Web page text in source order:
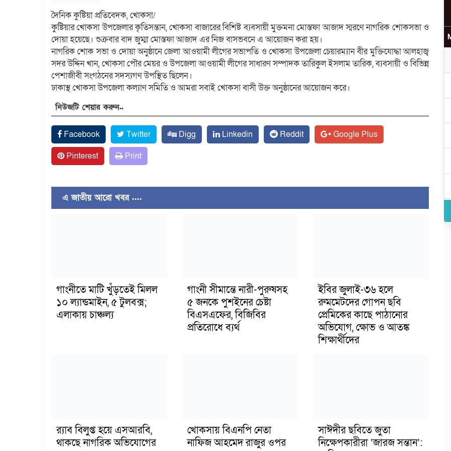
দৈনিক কুষ্টিয়া প্রতিবেদক, খোকসা/
কুষ্টিয়ার খোকসা উপজেলার কৃতিসন্তান, খোকসা বাজারের বিশিষ্ট ব্যবসায়ী মুক্তমনা মোস্তফা আজাদ স্মরণে নাগরিক শোকসভা ও
দোয়া হয়েছে। শুক্রবার বাদ জুম্মা মোস্তফা আজাদ এর নিজ বাসভবনে এ আয়োজন করা হয়।
নাগরিক শোক সভা ও দোয়া অনুষ্ঠানে জেলা আওয়ামী লীগের সভাপতি ও খোকসা উপজেলা চেয়ারম্যান বীর মুক্তিযোদ্ধা আলহাজ্ব
সদর উদ্দিন খান, খোকসা পৌর মেয়র ও উপজেলা আওয়ামী লীগের সাধারণ সম্পাদক তারিকুল ইসলাম তারিক, ব্যবসায়ী ও বিভিন্ন
পেশাজীবী সংগঠনের সদস্যগণ উপস্থিত ছিলেন।
ঢাকাস্থ খোকসা উপজেলা কল্যাণ সমিতি ও আমরা সবাই খোকসা বাসী উক্ত অনুষ্ঠানের আয়োজন করে।
নিউজটি শেয়ার করুন..
Facebook Twitter Digg Linkedin Reddit
Google Plus
Pinterest
Print
এ জাতীয় আরো খবর ....
গাংনীতে মাটি খুঁড়তেই মিলল
১০ ল্যান্ডমাইন, ৫ টুলবক্স;
এলাকায় চাঞ্চল্য
গাংনী সীমান্তে নারী-পুরুষসহ
৫ জনকে পুশইনের চেষ্টা
বিএসএফের, বিজিবির
প্রতিরোধে ব্যর্থ
ইবির জুলাই-৩৬ হলে
রুমমেটদের গোপন ছবি
প্রেমিকের কাছে পাঠানোর
অভিযোগ, ক্ষোভ ও আতঙ্ক
শিক্ষার্থীদের
র‍্যাব বিলুপ্ত হয়ে এসআরবি,
থাকছে নাগরিক অভিযোগের
খোকসায় বিএনপি নেতা
নাফিজ আহমেদ রাজুর ওপর
সাঈদীর ছবিতে জুতা
নিক্ষেপকারীরা ‘জারজ সন্তান’: